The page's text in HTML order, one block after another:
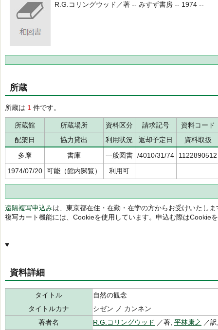
R.G.コリングウッド／著 -- みすず書房 -- 1974 --
所蔵
所蔵は 1 件です。
所蔵館 所蔵場所 資料区分 請求記号
資料コード
配架日
協力貸出 利用状況 返却予定日
資料取扱
多摩
書庫 一般図書 /4010/31/74
1122890512
1974/07/20 可能（館内閲覧） 利用可
遠隔複写申込みは、東京都在住・在勤・在学の方からお受けいたしま
複写カート機能には、Cookieを使用しています。申込む際はCookie
資料詳細
タイトル
自然の観念
タイトルカナ
シゼン ノ カンネン
著者名
R.G.コリングウッド ／著, 平林康之 ／